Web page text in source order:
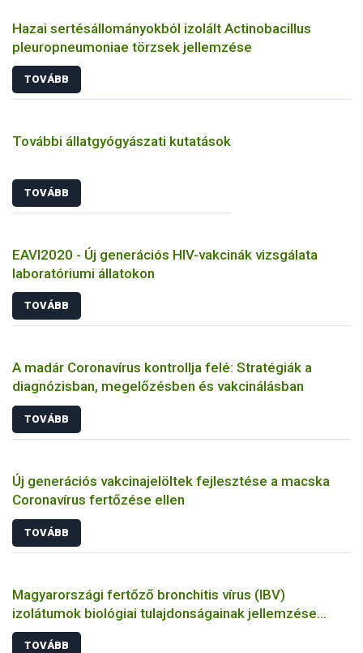
Hazai sertésállományokból izolált Actinobacillus
pleuropneumoniae törzsek jellemzése
TOVÁBB
További állatgyógyászati kutatások
TOVÁBB
EAVI2020 - Új generációs HIV-vakcinák vizsgálata
laboratóriumi állatokon
TOVÁBB
A madár Coronavírus kontrollja felé: Stratégiák a
diagnózisban, megelőzésben és vakcinálásban
TOVÁBB
Új generációs vakcinajelöltek fejlesztése a macska
Coronavírus fertőzése ellen
TOVÁBB
Magyarországi fertőző bronchitis vírus (IBV)
izolátumok biológiai tulajdonságainak jellemzése
állatkísérletes és molekuláris biológiai eszközökkel
TOVÁBB